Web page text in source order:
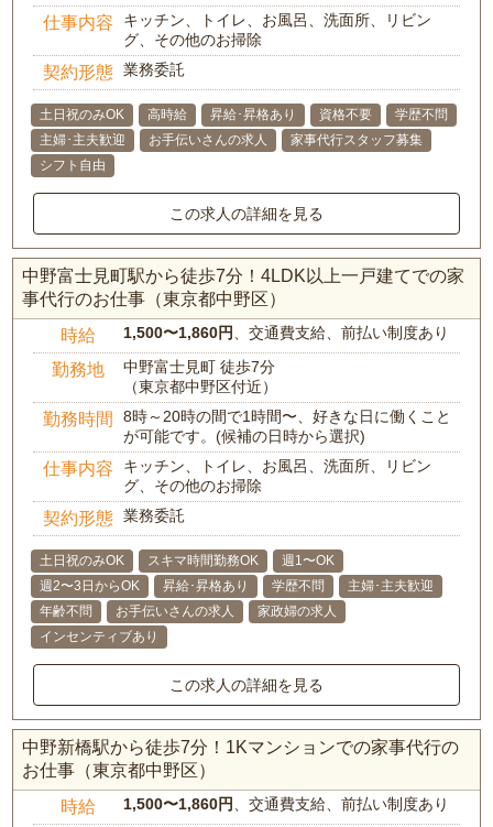
仕事内容
キッチン、トイレ、お風呂、洗面所、リビン
グ、その他のお掃除
契約形態 業務委託
土日祝のみOK 高時給 昇給･昇格あり 資格不要
学歴不問
主婦･主夫歓迎
お手伝いさんの求人
家事代行スタッフ募集
シフト自由
この求人の詳細を見る
中野富士見町駅から徒歩7分！4LDK以上一戸建てでの家
事代行のお仕事（東京都中野区）
時給 1,500〜1,860円 、交通費支給、前払い制度あり
勤務地
中野富士見町 徒歩7分
（東京都中野区付近）
勤務時間
8時～20時の間で1時間〜、好きな日に働くこと
が可能です。(候補の日時から選択)
仕事内容
キッチン、トイレ、お風呂、洗面所、リビン
グ、その他のお掃除
契約形態 業務委託
土日祝のみOK スキマ時間勤務OK
週1〜OK
週2〜3日からOK
昇給･昇格あり 学歴不問
主婦･主夫歓迎
年齢不問
お手伝いさんの求人
家政婦の求人
インセンティブあり
この求人の詳細を見る
中野新橋駅から徒歩7分！1Kマンションでの家事代行の
お仕事（東京都中野区）
時給 1,500〜1,860円 、交通費支給、前払い制度あり